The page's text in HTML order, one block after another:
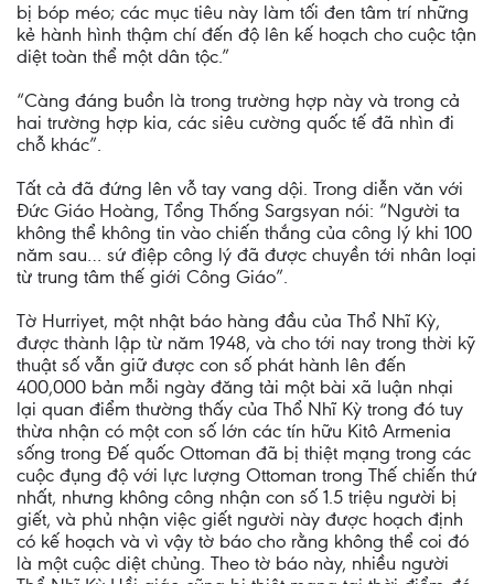
bị bóp méo; các mục tiêu này làm tối đen tâm trí những
kẻ hành hình thậm chí đến độ lên kế hoạch cho cuộc tận
diệt toàn thể một dân tộc.”
“Càng đáng buồn là trong trường hợp này và trong cả
hai trường hợp kia, các siêu cường quốc tế đã nhìn đi
chỗ khác”.
Tất cả đã đứng lên vỗ tay vang dội. Trong diễn văn với
Đức Giáo Hoàng, Tổng Thống Sargsyan nói: “Người ta
không thể không tin vào chiến thắng của công lý khi 100
năm sau… sứ điệp công lý đã được chuyền tới nhân loại
từ trung tâm thế giới Công Giáo”.
Tờ Hurriyet, một nhật báo hàng đầu của Thổ Nhĩ Kỳ,
được thành lập từ năm 1948, và cho tới nay trong thời kỹ
thuật số vẫn giữ được con số phát hành lên đến
400,000 bản mỗi ngày đăng tải một bài xã luận nhại
lại quan điểm thường thấy của Thổ Nhĩ Kỳ trong đó tuy
thừa nhận có một con số lớn các tín hữu Kitô Armenia
sống trong Đế quốc Ottoman đã bị thiệt mạng trong các
cuộc đụng độ với lực lượng Ottoman trong Thế chiến thứ
nhất, nhưng không công nhận con số 1.5 triệu người bị
giết, và phủ nhận việc giết người này được hoạch định
có kế hoạch và vì vậy tờ báo cho rằng không thể coi đó
là một cuộc diệt chủng. Theo tờ báo này, nhiều người